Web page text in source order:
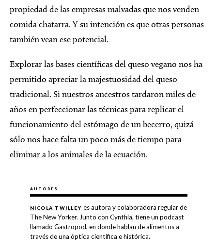
propiedad de las empresas malvadas que nos venden
comida chatarra. Y su intención es que otras personas
también vean ese potencial.
Explorar las bases científicas del queso vegano nos ha
permitido apreciar la majestuosidad del queso
tradicional. Si nuestros ancestros tardaron miles de
años en perfeccionar las técnicas para replicar el
funcionamiento del estómago de un becerro, quizá
sólo nos hace falta un poco más de tiempo para
eliminar a los animales de la ecuación.
AUTORES
NICOLA TWILLEY es autora y colaboradora regular de
The New Yorker. Junto con Cynthia, tiene un podcast
llamado Gastropod, en donde hablan de alimentos a
través de una óptica científica e histórica.